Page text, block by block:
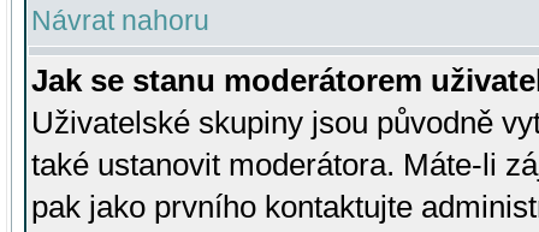
Návrat nahoru
Jak se stanu moderátorem
Uživatelské skupiny jsou původně
také ustanovit moderátora. Máte-li
pak jako prvního kontaktujte